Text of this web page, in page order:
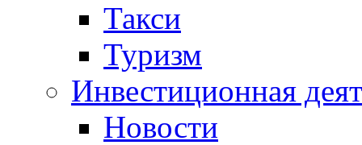
Такси
Туризм
Инвестиционная
Новости